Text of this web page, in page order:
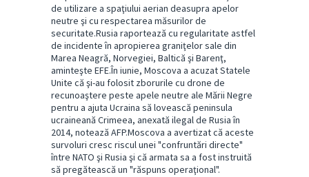
de utilizare a spaţiului aerian deasupra apelor
neutre şi cu respectarea măsurilor de
securitate.Rusia raportează cu regularitate astfel
de incidente în apropierea graniţelor sale din
Marea Neagră, Norvegiei, Baltică şi Barenţ,
aminteşte EFE.În iunie, Moscova a acuzat Statele
Unite că şi-au folosit zborurile cu drone de
recunoaştere peste apele neutre ale Mării Negre
pentru a ajuta Ucraina să lovească peninsula
ucraineană Crimeea, anexată ilegal de Rusia în
2014, notează AFP.Moscova a avertizat că aceste
survoluri cresc riscul unei "confruntări directe"
între NATO şi Rusia şi că armata sa a fost instruită
să pregătească un "răspuns operaţional".